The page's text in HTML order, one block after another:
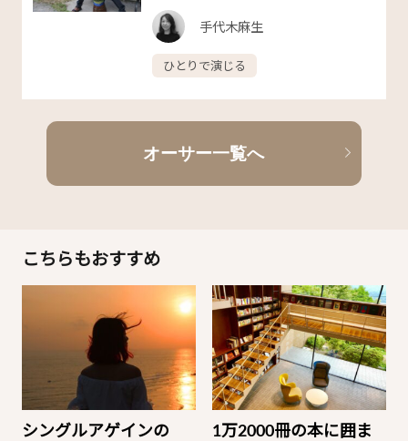
手代木麻生
ひとりで演じる
オーサー一覧へ
こちらもおすすめ
シングルアゲインの
1万2000冊の本に囲ま